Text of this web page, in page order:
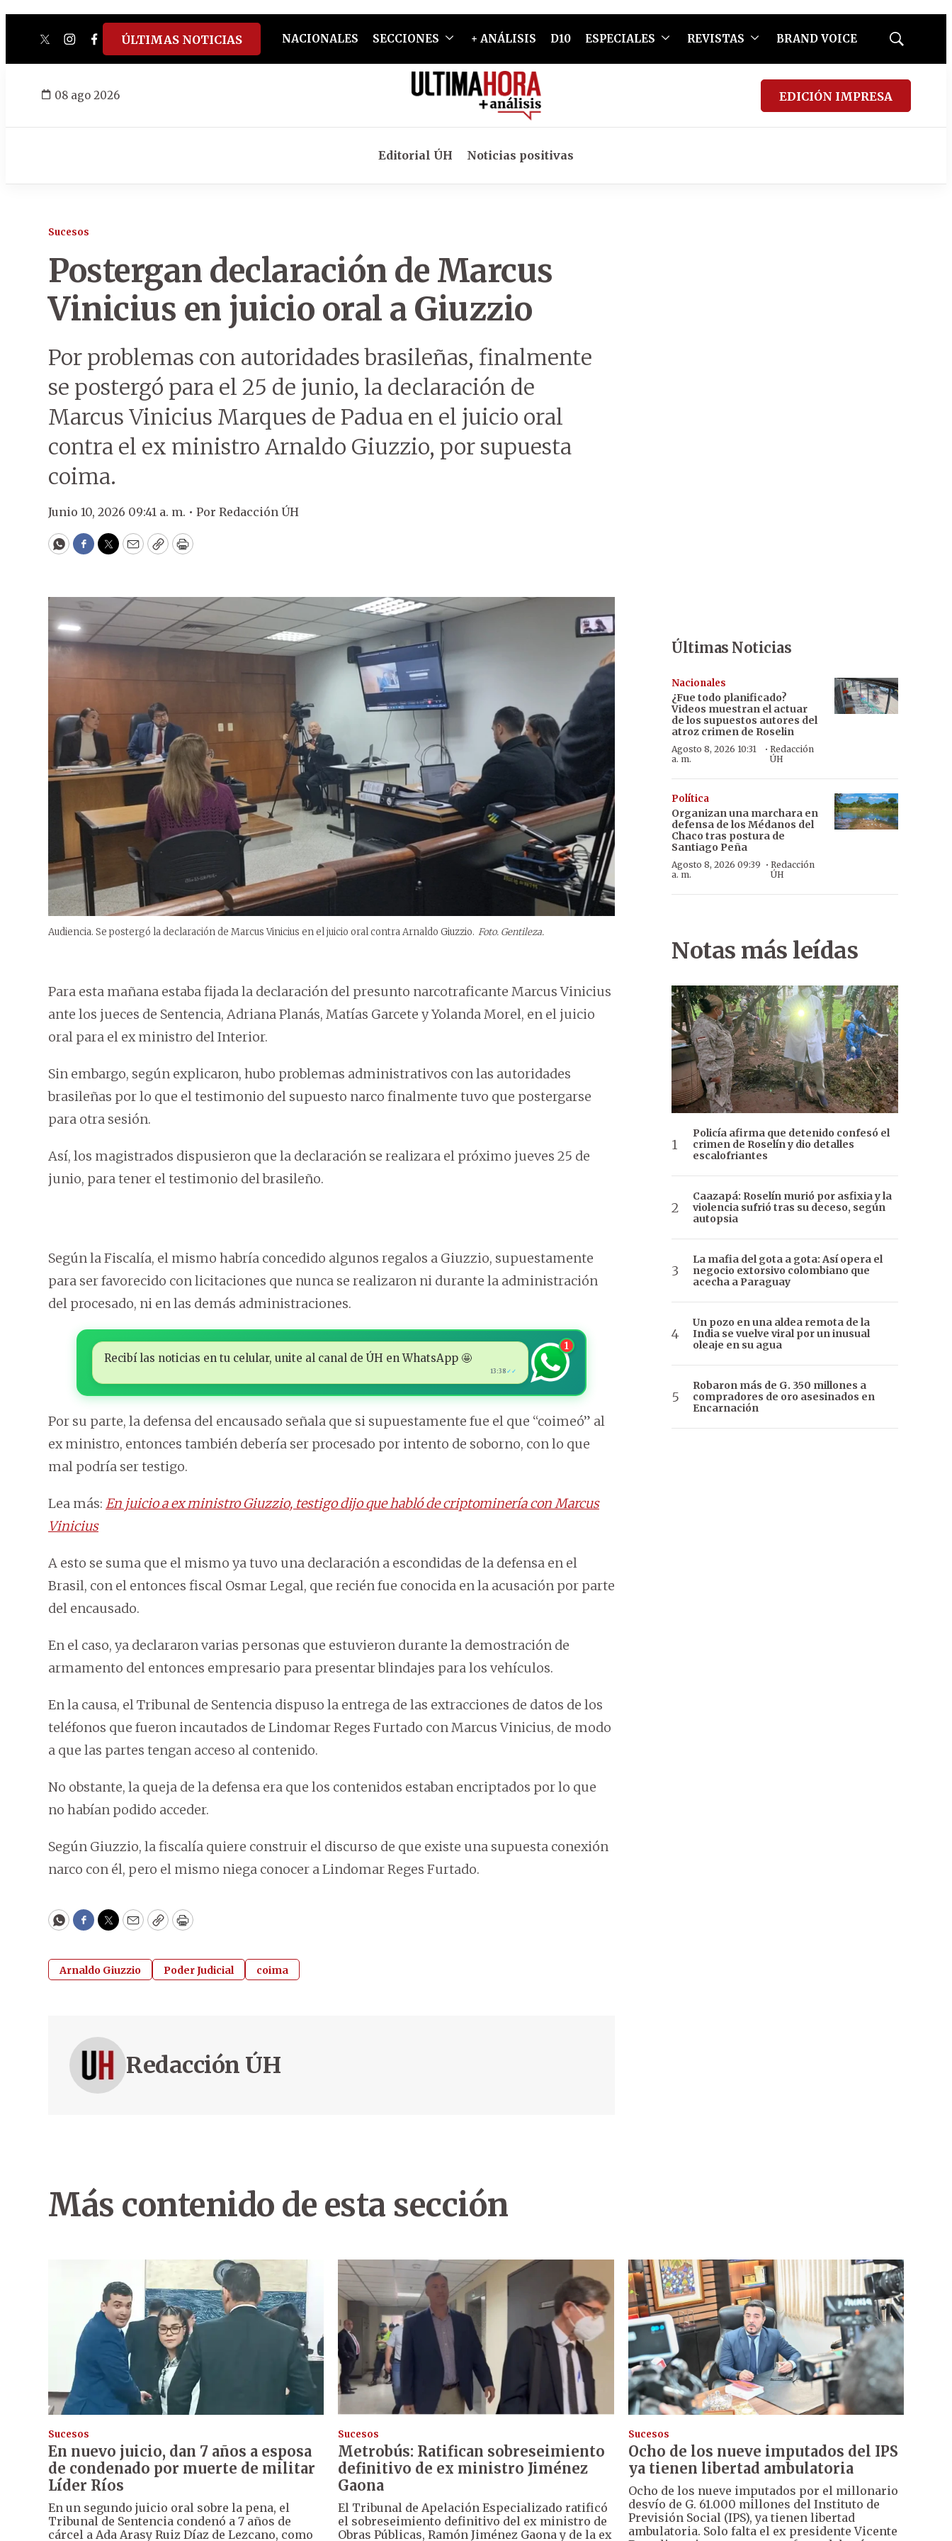
twitterinstagram
facebook
tiktokyoutube
spotify
ÚLTIMAS NOTICIAS NACIONALES SECCIONES + ANÁLISIS D10 ESPECIALES REVISTAS BRAND VOICE
Mostrar
08 ago 2026 EDICIÓN IMPRESA
Editorial ÚH Noticias positivas
Sucesos
Postergan declaración de Marcus
Vinicius en juicio oral a Giuzzio
Por problemas con autoridades brasileñas, finalmente
se postergó para el 25 de junio, la declaración de
Marcus Vinicius Marques de Padua en el juicio oral
contra el ex ministro Arnaldo Giuzzio, por supuesta
coima.
Junio 10, 2026 09:41 a. m. • Por Redacción ÚH
WhatsApp
Facebook
Twitter
EmailCopyPrint
Audiencia. Se postergó la declaración de Marcus Vinicius en el juicio oral contra Arnaldo Giuzzio. Foto. Gentileza.
Para esta mañana estaba fijada la declaración del presunto narcotraficante Marcus Vinicius
ante los jueces de Sentencia, Adriana Planás, Matías Garcete y Yolanda Morel, en el juicio
oral para el ex ministro del Interior.
Sin embargo, según explicaron, hubo problemas administrativos con las autoridades
brasileñas por lo que el testimonio del supuesto narco finalmente tuvo que postergarse
para otra sesión.
Así, los magistrados dispusieron que la declaración se realizara el próximo jueves 25 de
junio, para tener el testimonio del brasileño.
Según la Fiscalía, el mismo habría concedido algunos regalos a Giuzzio, supuestamente
para ser favorecido con licitaciones que nunca se realizaron ni durante la administración
del procesado, ni en las demás administraciones.
Recibí las noticias en tu celular, unite al canal de ÚH en WhatsApp 🤩
13:38 ✓✓
1
Por su parte, la defensa del encausado señala que si supuestamente fue el que “coimeó” al
ex ministro, entonces también debería ser procesado por intento de soborno, con lo que
mal podría ser testigo.
Lea más: En juicio a ex ministro Giuzzio, testigo dijo que habló de criptominería con Marcus
Vinicius
A esto se suma que el mismo ya tuvo una declaración a escondidas de la defensa en el
Brasil, con el entonces fiscal Osmar Legal, que recién fue conocida en la acusación por parte
del encausado.
En el caso, ya declararon varias personas que estuvieron durante la demostración de
armamento del entonces empresario para presentar blindajes para los vehículos.
En la causa, el Tribunal de Sentencia dispuso la entrega de las extracciones de datos de los
teléfonos que fueron incautados de Lindomar Reges Furtado con Marcus Vinicius, de modo
a que las partes tengan acceso al contenido.
No obstante, la queja de la defensa era que los contenidos estaban encriptados por lo que
no habían podido acceder.
Según Giuzzio, la fiscalía quiere construir el discurso de que existe una supuesta conexión
narco con él, pero el mismo niega conocer a Lindomar Reges Furtado.
WhatsApp
Facebook
Twitter
EmailCopyPrint
Arnaldo Giuzzio Poder Judicial coima
Redacción ÚH
Últimas Noticias
Nacionales
¿Fue todo planificado?
Videos muestran el actuar
de los supuestos autores del
atroz crimen de Roselin
Agosto 8, 2026 10:31
a. m.
· Redacción
ÚH
Política
Organizan una marchara en
defensa de los Médanos del
Chaco tras postura de
Santiago Peña
Agosto 8, 2026 09:39
a. m.
·Redacción
ÚH
Notas más leídas
Policía afirma que detenido confesó el
crimen de Roselín y dio detalles
escalofriantes
Caazapá: Roselín murió por asfixia y la
violencia sufrió tras su deceso, según
autopsia
La mafia del gota a gota: Así opera el
negocio extorsivo colombiano que
acecha a Paraguay
Un pozo en una aldea remota de la
India se vuelve viral por un inusual
oleaje en su agua
Robaron más de G. 350 millones a
compradores de oro asesinados en
Encarnación
Más contenido de esta sección
Sucesos
En nuevo juicio, dan 7 años a esposa
de condenado por muerte de militar
Líder Ríos
En un segundo juicio oral sobre la pena, el
Tribunal de Sentencia condenó a 7 años de
cárcel a Ada Arasy Ruiz Díaz de Lezcano, como
Sucesos
Metrobús: Ratifican sobreseimiento
definitivo de ex ministro Jiménez
Gaona
El Tribunal de Apelación Especializado ratificó
el sobreseimiento definitivo del ex ministro de
Obras Públicas, Ramón Jiménez Gaona y de la ex
Sucesos
Ocho de los nueve imputados del IPS
ya tienen libertad ambulatoria
Ocho de los nueve imputados por el millonario
desvío de G. 61.000 millones del Instituto de
Previsión Social (IPS), ya tienen libertad
ambulatoria. Solo falta el ex presidente Vicente